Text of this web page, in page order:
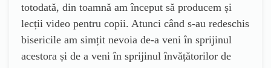
totodată, din toamnă am început să producem și
lecții video pentru copii. Atunci când s-au redeschis
bisericile am simțit nevoia de-a veni în sprijinul
acestora și de a veni în sprijinul învățătorilor de